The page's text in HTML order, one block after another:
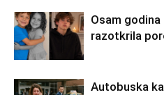
Osam
razotkrila
Autobuska